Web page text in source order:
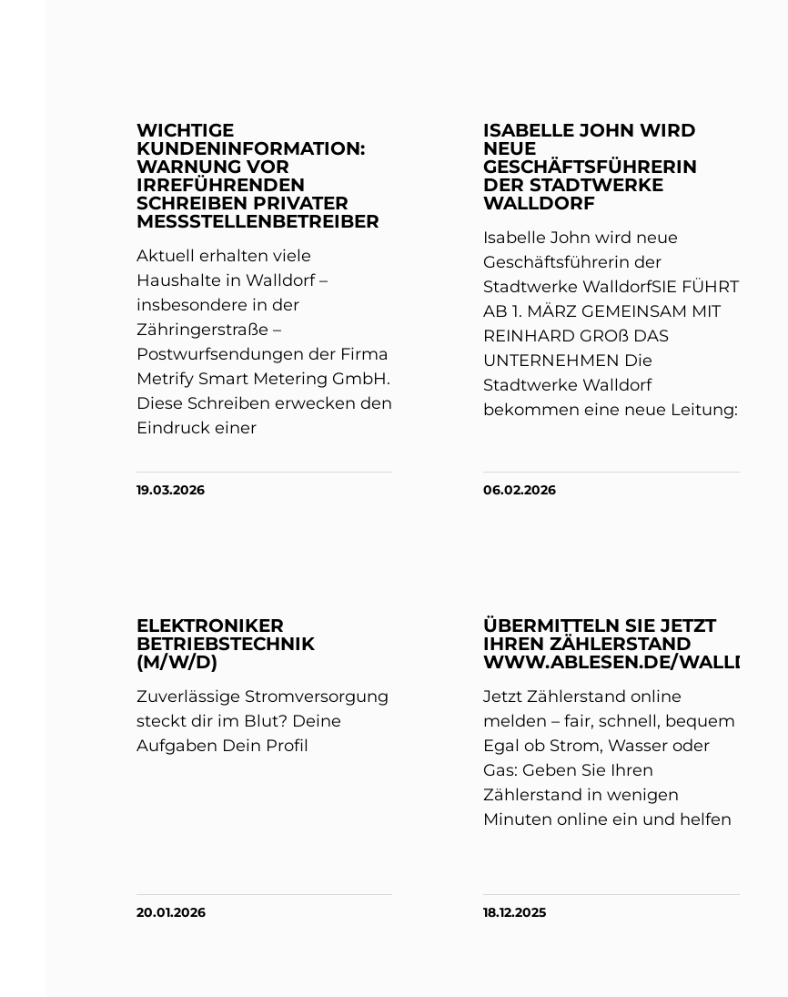
WICHTIGE
KUNDENINFORMATION:
WARNUNG VOR
IRREFÜHRENDEN
SCHREIBEN PRIVATER
MESSSTELLENBETREIBER
Aktuell erhalten viele
Haushalte in Walldorf –
insbesondere in der
Zähringerstraße –
Postwurfsendungen der Firma
Metrify Smart Metering GmbH.
Diese Schreiben erwecken den
Eindruck einer
19.03.2026
ISABELLE JOHN WIRD
NEUE
GESCHÄFTSFÜHRERIN
DER STADTWERKE
WALLDORF
Isabelle John wird neue
Geschäftsführerin der
Stadtwerke WalldorfSIE FÜHRT
AB 1. MÄRZ GEMEINSAM MIT
REINHARD GROß DAS
UNTERNEHMEN Die
Stadtwerke Walldorf
bekommen eine neue Leitung:
06.02.2026
ELEKTRONIKER
BETRIEBSTECHNIK
(M/W/D)
Zuverlässige Stromversorgung
steckt dir im Blut? Deine
Aufgaben Dein Profil
20.01.2026
ÜBERMITTELN SIE JETZT
IHREN ZÄHLERSTAND
WWW.ABLESEN.DE/WALLDORF/
Jetzt Zählerstand online
melden – fair, schnell, bequem
Egal ob Strom, Wasser oder
Gas: Geben Sie Ihren
Zählerstand in wenigen
Minuten online ein und helfen
18.12.2025